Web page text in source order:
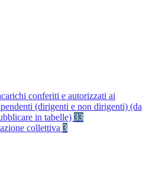
conferiti e autorizzati ai
(dirigenti e non dirigenti) (da
in tabelle) 33
collettiva 3